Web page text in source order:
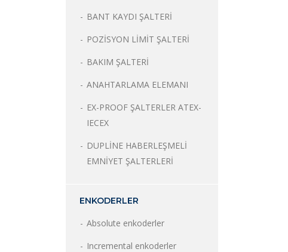
BANT KAYDI ŞALTERİ
POZİSYON LİMİT ŞALTERİ
BAKIM ŞALTERİ
ANAHTARLAMA ELEMANI
EX-PROOF ŞALTERLER ATEX-
IECEX
DUPLİNE HABERLEŞMELİ
EMNİYET ŞALTERLERİ
ENKODERLER
Absolute enkoderler
Incremental enkoderler